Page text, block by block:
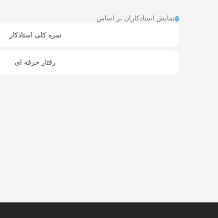
نمایش استادکاران بر اساس
نمره کلی استادکار
رفتار حرفه ای